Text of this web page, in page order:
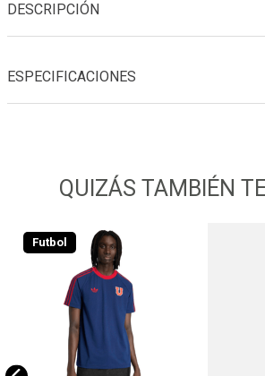
DESCRIPCIÓN
ESPECIFICACIONES
QUIZÁS TAMBIÉN
Futbol